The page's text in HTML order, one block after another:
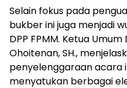
Selain fokus pada
bukber ini juga menjadi
DPP FPMM. Ketua Umum
Ohoitenan, SH.,
penyelenggaraan acara
menyatukan berbagai